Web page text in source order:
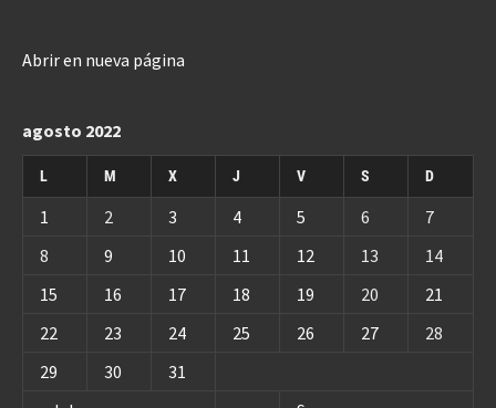
Abrir en nueva página
agosto 2022
L M X J V S D
1 2 3 4 5 6
7
8
9 10 11 12 13
14
15
16 17 18 19 20
21
22
23 24 25 26 27
28
29
30 31